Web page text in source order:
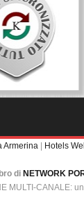
Armerina | Hotels
di NETWORK
MULTI-CANALE: